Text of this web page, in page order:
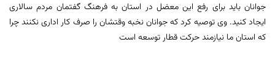
جوانان باید برای رفع این معضل در استان به فرهنگ گفتمان مردم سالاری
ایجاد کنید. وی توصیه کرد که جوانان نخبه وقتشان را صرف کار اداری نکنند چرا
که استان ما نیازمند حرکت قطار توسعه است